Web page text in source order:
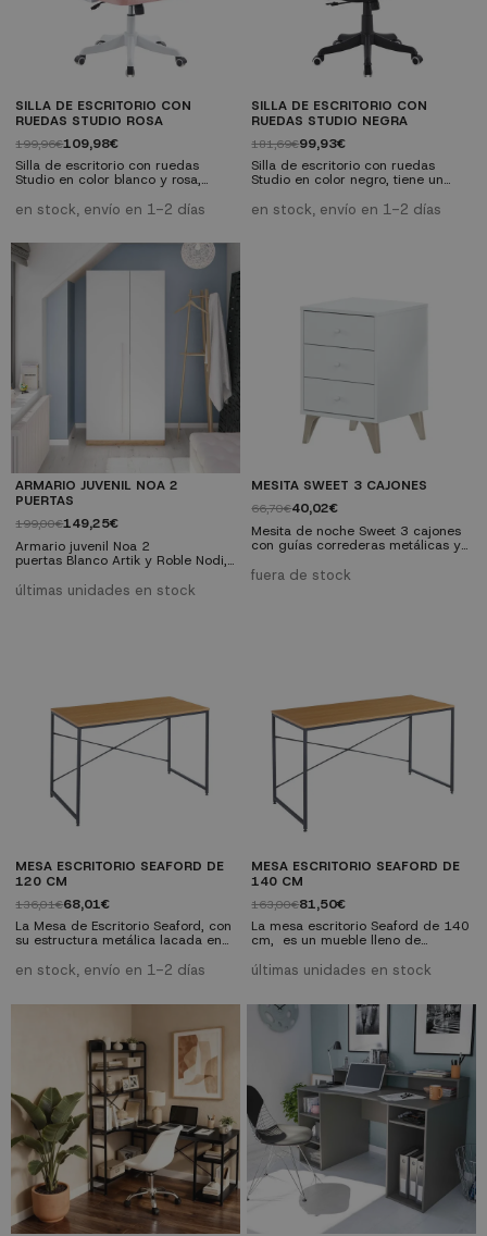
SILLA DE ESCRITORIO CON
RUEDAS STUDIO ROSA
199,96€109,98€
Silla de escritorio con ruedas
Studio en color blanco y rosa,
refuerzo lumbar. Es una silla muy
compacta, confortable. Ideal para
tanto en oficinas como para tu
despacho en casa o como silla de
en stock, envío en 1-2 días
SILLA DE ESCRITORIO CON
RUEDAS STUDIO NEGRA
181,69€99,93€
Silla de escritorio con ruedas
Studio en color negro, tiene un
lumbar. Es una silla muy
compacta, confortable. Ideal para
en stock, envío en 1-2 días
ARMARIO JUVENIL NOA 2
PUERTAS
199,00€149,25€
Armario juvenil Noa 2
puertas Blanco Artik y Roble Nodi,
encuentran de forma natural en la
últimas unidades en stock
MESITA SWEET 3 CAJONES
66,70€40,02€
Mesita de noche Sweet 3 cajones
con guías correderas metálicas y
color blanco, está fabricada en
fuera de stock
MESA ESCRITORIO SEAFORD DE
120 CM
136,01€68,01€
La Mesa de Escritorio Seaford, con
su estructura metálica lacada en
roble, ofrece funcionalidad y estilo
en un diseño único. Con 120 cm
escritorio, consola o recibidor. Las
barras cruzadas en forma de
equis añaden un toque distintivo,
mientras que la robustez de los...
en stock, envío en 1-2 días
MESA ESCRITORIO SEAFORD DE
140 CM
163,00€81,50€
La mesa escritorio Seaford de 140
cm, es un mueble lleno de
diseño atrevido y actual y que,
recibidor. Pon en tu hogar toda la
fuerza del estilo industrial con esta
pieza a un precio que nadie más
últimas unidades en stock